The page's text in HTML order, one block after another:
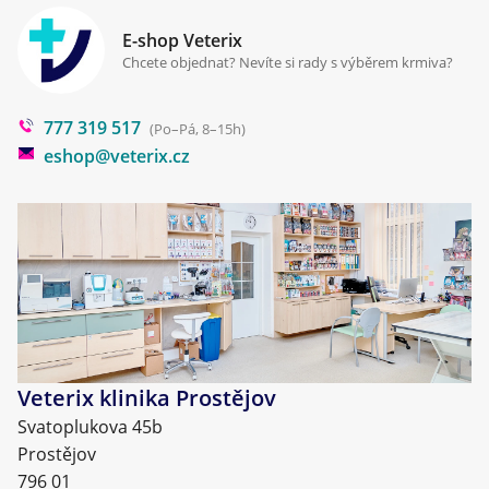
Cookies a podmínky používání
Klinika Prostějov
Poradna
Blog
E-shop Veterix
Chcete objednat? Nevíte si rady s výběrem krmiva?
777 319 517 (Po–Pá, 8–15h)
eshop@veterix.cz
Veterix klinika Prostějov
Svatoplukova 45b
Prostějov
796 01